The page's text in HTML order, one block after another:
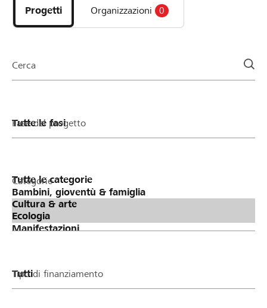
progetti
e
della
Progetti Organizzazioni 0
Cerca
Fase del progetto
Categorie
Tipo di finanziamento